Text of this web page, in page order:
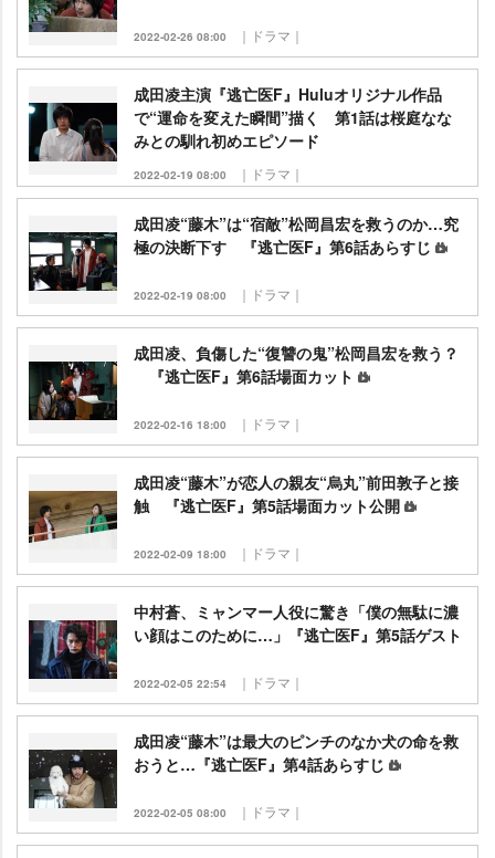
2022-02-26 08:00 ｜ドラマ｜
成田凌主演『逃亡医F』Huluオリジナル作品
で“運命を変えた瞬間”描く 第1話は桜庭なな
みとの馴れ初めエピソード
2022-02-19 08:00 ｜ドラマ｜
成田凌“藤木”は“宿敵”松岡昌宏を救うのか…究
極の決断下す 『逃亡医F』第6話あらすじ
2022-02-19 08:00 ｜ドラマ｜
成田凌、負傷した“復讐の鬼”松岡昌宏を救う？
『逃亡医F』第6話場面カット
2022-02-16 18:00 ｜ドラマ｜
成田凌“藤木”が恋人の親友“烏丸”前田敦子と接
触 『逃亡医F』第5話場面カット公開
2022-02-09 18:00 ｜ドラマ｜
中村蒼、ミャンマー人役に驚き「僕の無駄に濃
い顔はこのために…」『逃亡医F』第5話ゲスト
2022-02-05 22:54 ｜ドラマ｜
成田凌“藤木”は最大のピンチのなか犬の命を救
おうと…『逃亡医F』第4話あらすじ
2022-02-05 08:00 ｜ドラマ｜